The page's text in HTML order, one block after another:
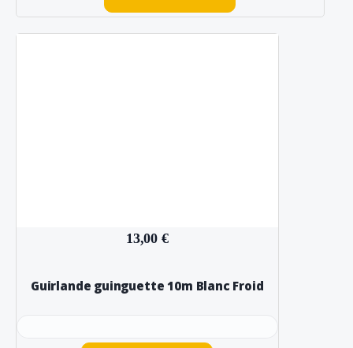
13,00 €
Guirlande guinguette 10m Blanc Froid